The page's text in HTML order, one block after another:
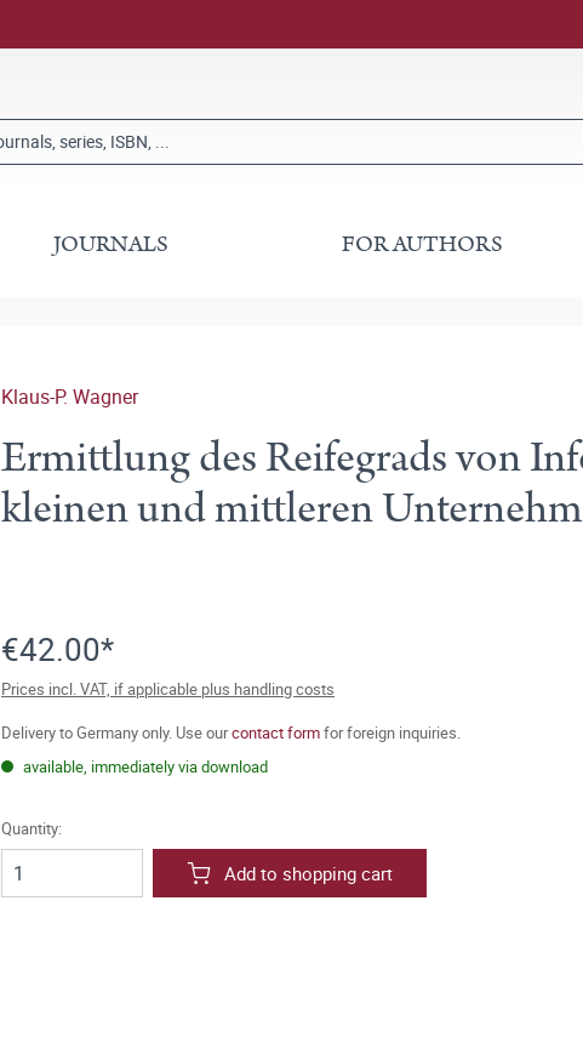
JOURNALS FOR AUTHORS
Klaus-P. Wagner
Ermittlung des Reifegrads von
kleinen und mittleren
€42.00*
Prices incl. VAT, if applicable plus handling costs
Delivery to Germany only. Use ourcontact formfor foreign inquiries.
available, immediately via download
Quantity:
Add to shopping cart